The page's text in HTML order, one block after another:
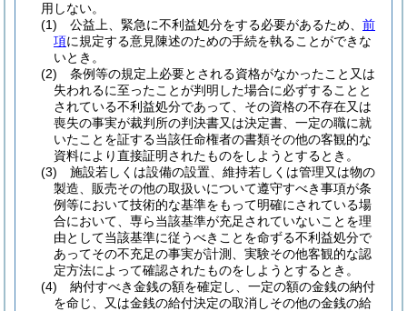
用しない。
(1)
公益上、緊急に不利益処分をする必要があるため、 前
項に規定する意見陳述のための手続を執ることができな
いとき。
(2)
条例等の規定上必要とされる資格がなかったこと又は
失われるに至ったことが判明した場合に必ずすることと
されている不利益処分であって、その資格の不存在又は
喪失の事実が裁判所の判決書又は決定書、一定の職に就
いたことを証する当該任命権者の書類その他の客観的な
資料により直接証明されたものをしようとするとき。
(3)
施設若しくは設備の設置、維持若しくは管理又は物の
製造、販売その他の取扱いについて遵守すべき事項が条
例等において技術的な基準をもって明確にされている場
合において、専ら当該基準が充足されていないことを理
由として当該基準に従うべきことを命ずる不利益処分で
あってその不充足の事実が計測、実験その他客観的な認
定方法によって確認されたものをしようとするとき。
(4)
納付すべき金銭の額を確定し、一定の額の金銭の納付
を命じ、又は金銭の給付決定の取消しその他の金銭の給